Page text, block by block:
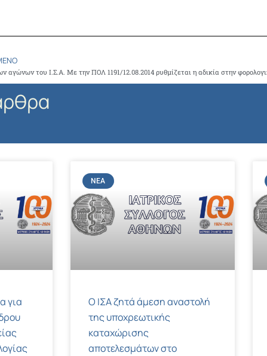
για
ΝΈΑ
Ο ΙΣΑ ζητά άμεση αναστολή
της υποχρεωτικής
καταχώρισης
αποτελεσμάτων στο